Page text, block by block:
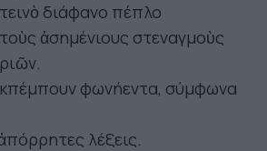
διάφανο πέπλο
ἀσημένιους στεναγμοὺς
φωνήεντα, σύμφωνα
λέξεις.